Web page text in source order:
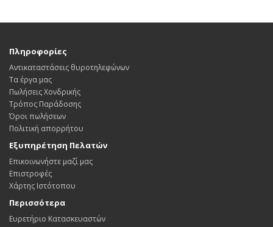
Πληροφορίες
Αντικαταστάσεις θυροτηλεφώνων
Τα έργα μας
Πωλήσεις Χονδρικής
Τρόπος Παράδοσης
Όροι πωλήσεων
Πολιτική απορρήτου
Εξυπηρέτηση Πελατών
Επικοινωνήστε μαζί μας
Επιστροφές
Χάρτης Ιστότοπου
Περισσότερα
Ευρετήριο Κατασκευαστών